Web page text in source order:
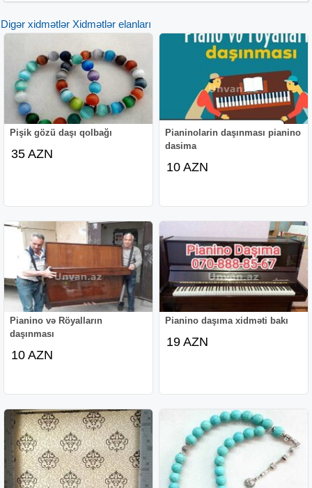
Digər xidmətlər Xidmətlər elanları
Pişik gözü daşı qolbağı
35 AZN
Pianinolarin daşınması pianino
dasima
10 AZN
Pianino və Röyalların
daşınması
10 AZN
Pianino daşıma xidməti bakı
19 AZN